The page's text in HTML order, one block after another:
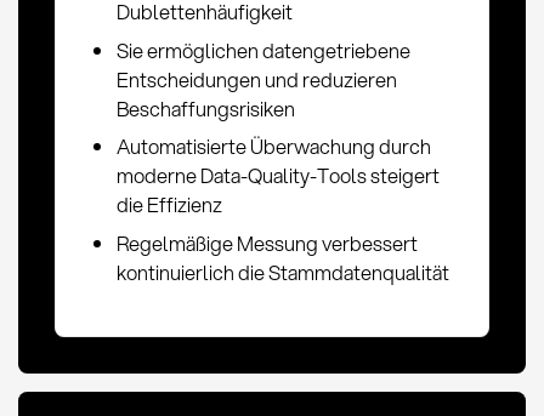
Dublettenhäufigkeit
Sie ermöglichen datengetriebene
Entscheidungen und reduzieren
Beschaffungsrisiken
Automatisierte Überwachung durch
moderne Data-Quality-Tools steigert
die Effizienz
Regelmäßige Messung verbessert
kontinuierlich die Stammdatenqualität